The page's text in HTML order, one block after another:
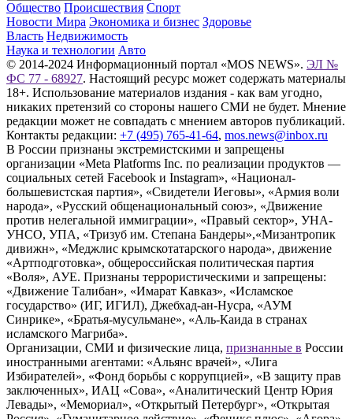
Общество Происшествия Спорт
Новости Мира Экономика и бизнес Здоровье
Власть Недвижимость
Наука и технологии Авто
© 2014-2024 Информационный портал «MOS NEWS». ЭЛ №
ФС 77 - 68927. Настоящий ресурс может содержать материалы
18+. Использование материалов издания - как вам угодно,
никаких претензий со стороны нашего СМИ не будет. Мнение
редакции может не совпадать с мнением авторов публикаций.
Контакты редакции: +7 (495) 765-41-64, mos.news@inbox.ru
В России признаны экстремистскими и запрещены
организации «Meta Platforms Inc. по реализации продуктов —
социальных сетей Facebook и Instagram», «Национал-
большевистская партия», «Свидетели Иеговы», «Армия воли
народа», «Русский общенациональный союз», «Движение
против нелегальной иммиграции», «Правый сектор», УНА-
УНСО, УПА, «Тризуб им. Степана Бандеры»,«Мизантропик
дивижн», «Меджлис крымскотатарского народа», движение
«Артподготовка», общероссийская политическая партия
«Воля», АУЕ. Признаны террористическими и запрещены:
«Движение Талибан», «Имарат Кавказ», «Исламское
государство» (ИГ, ИГИЛ), Джебхад-ан-Нусра, «АУМ
Синрике», «Братья-мусульмане», «Аль-Каида в странах
исламского Магриба».
Организации, СМИ и физические лица, признанные в России
иностранными агентами: «Альянс врачей», «Лига
Избирателей», «Фонд борьбы с коррупцией», «В защиту прав
заключенных», ИАЦ «Сова», «Аналитический Центр Юрия
Левады», «Мемориал», «Открытый Петербург», «Открытая